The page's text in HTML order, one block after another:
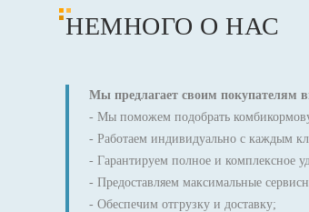
НЕМНОГО О НАС
Мы предлагает своим покупателям
- Мы поможем подобрать
- Работаем индивидуально с каждым
- Гарантируем полное и комплексное
- Предоставляем максимальные
- Обеспечим отгрузку и доставку;